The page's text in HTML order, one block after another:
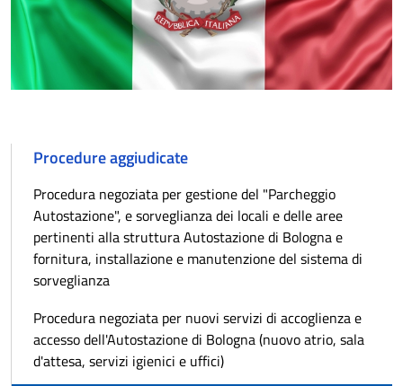
Procedure aggiudicate
Procedura negoziata per gestione del "Parcheggio
Autostazione", e sorveglianza dei locali e delle aree
pertinenti alla struttura Autostazione di Bologna e
fornitura, installazione e manutenzione del sistema di
sorveglianza
Procedura negoziata per nuovi servizi di accoglienza e
accesso dell'Autostazione di Bologna (nuovo atrio, sala
d'attesa, servizi igienici e uffici)